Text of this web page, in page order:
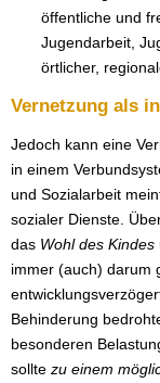
öffentliche und
Jugendarbeit,
örtlicher,
Vernetzung als
Jedoch kann eine
in einem
und Sozialarbeit
sozialer Dienste.
das Wohl des Kindes
immer (auch) darum
Behinderung
besonderen
sollte zu einem